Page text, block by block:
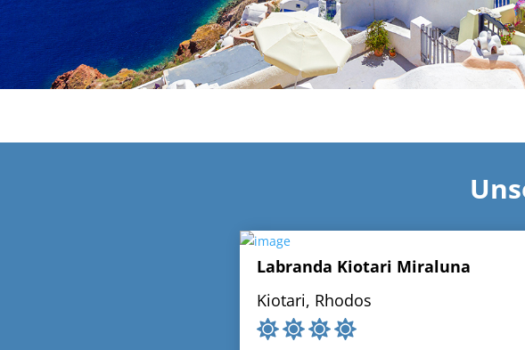
Labranda Kiotari Miraluna
Kiotari, Rhodos